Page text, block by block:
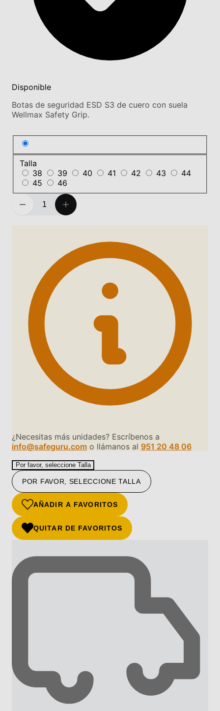
Disponible
Botas de seguridad ESD S3 de cuero con suela
Wellmax Safety Grip.
Talla
38
39 40 41 42 43
44
45
46
¿Necesitas más unidades? Escríbenos a
info@safeguru.com o llámanos al 951 20 48 06
Por favor, seleccione Talla
POR FAVOR, SELECCIONE TALLA
AÑADIR A FAVORITOS
QUITAR DE FAVORITOS